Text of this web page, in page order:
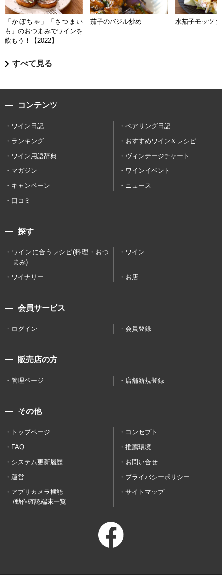
「かぼちゃ」「さつまい
も」のおつまみでワインを
飲もう！【2022】
茄子のバジル炒め 水茄子モッツァ
すべて見る
コンテンツ
ワイン日記
ペアリング日記
ランキング
おすすめワイン＆レシピ
ワイン用語辞典
ヴィンテージチャート
マガジン
ワインイベント
キャンペーン
ニュース
口コミ
探す
ワインに合うレシピ(料理・おつ
まみ)
ワイン
ワイナリー お店
会員サービス
ログイン 会員登録
販売店の方
管理ページ 店舗新規登録
その他
トップページ
コンセプト
FAQ
推薦環境
システム更新履歴
お問い合せ
運営
プライバシーポリシー
アプリカメラ機能
/動作確認端末一覧
サイトマップ